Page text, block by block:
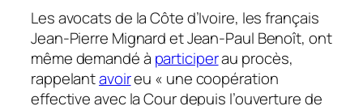
Les avocats de la Côte d’Ivoire, les français
Jean-Pierre Mignard et Jean-Paul Benoît, ont
même demandé à participerau procès,
rappelantavoireu « une coopération
effective avec la Cour depuis l’ouverture de